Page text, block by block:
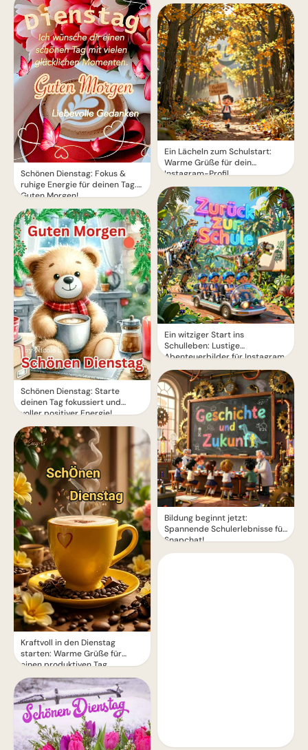
Schönen Dienstag: Fokus &
ruhige Energie für deinen Tag.
Guten Morgen!
Schönen Dienstag: Starte
deinen Tag fokussiert und
voller positiver Energie!
Kraftvoll in den Dienstag
starten: Warme Grüße für
einen produktiven Tag
Ein Lächeln zum Schulstart:
Warme Grüße für dein
Instagram-Profil
Ein witziger Start ins
Schulleben: Lustige
Abenteuerbilder für Instagram
Bildung beginnt jetzt:
Spannende Schulerlebnisse für
Snapchat!